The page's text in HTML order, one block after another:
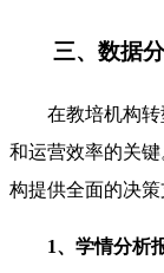
三、数据
在教培机构
和运营效率的关
构提供全面的决策
1、学情分析